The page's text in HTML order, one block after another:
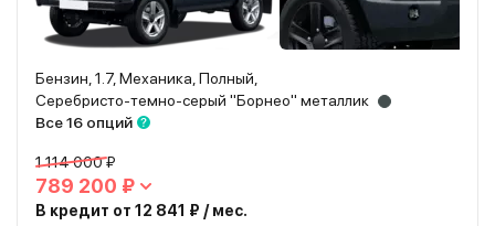
Бензин, 1.7, Механика, Полный,
Серебристо-темно-серый "Борнео" металлик
Все 16 опций
1 114 000 ₽
789 200 ₽
В кредит от 12 841 ₽ / мес.